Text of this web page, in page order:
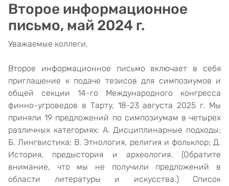
Второе информационное
письмо, май 2024 г.
Уважаемые коллеги,
Второе информационное письмо включает в себя
приглашение к подаче тезисов для симпозиумов и
общей секции 14-го Международного конгресса
финно-угроведов в Тарту, 18-23 августа 2025 г. Мы
приняли 19 предложений по симпозиумам в четырех
различных категориях: А. Дисциплинарные подходы;
Б. Лингвистика; В. Этнология, религия и фольклор; Д.
История, предыстория и археология. (Обратите
внимание, что мы не получили предложений в
области литературы и искусства.) Список